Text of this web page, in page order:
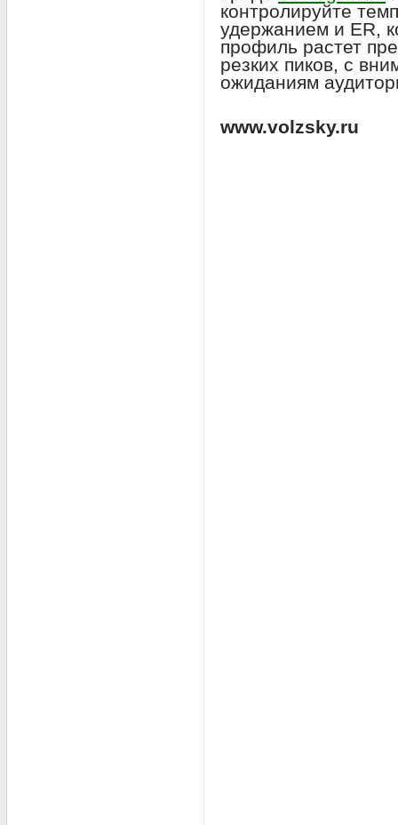
контролируйте
удержанием и ER,
профиль растет
резких пиков, с
ожиданиям
www.volzsky.ru